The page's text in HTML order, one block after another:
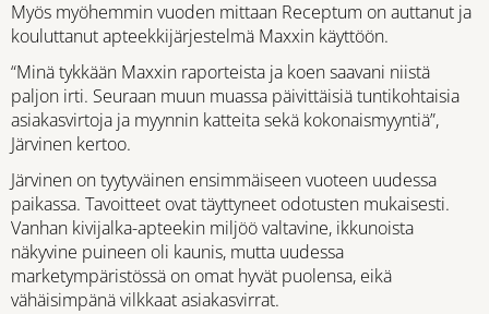
Myös myöhemmin vuoden mittaan Receptum on auttanut ja
kouluttanut apteekkijärjestelmä Maxxin käyttöön.
“Minä tykkään Maxxin raporteista ja koen saavani niistä
paljon irti. Seuraan muun muassa päivittäisiä tuntikohtaisia
asiakasvirtoja ja myynnin katteita sekä kokonaismyyntiä”,
Järvinen kertoo.
Järvinen on tyytyväinen ensimmäiseen vuoteen uudessa
paikassa. Tavoitteet ovat täyttyneet odotusten mukaisesti.
Vanhan kivijalka-apteekin miljöö valtavine, ikkunoista
näkyvine puineen oli kaunis, mutta uudessa
marketympäristössä on omat hyvät puolensa, eikä
vähäisimpänä vilkkaat asiakasvirrat.